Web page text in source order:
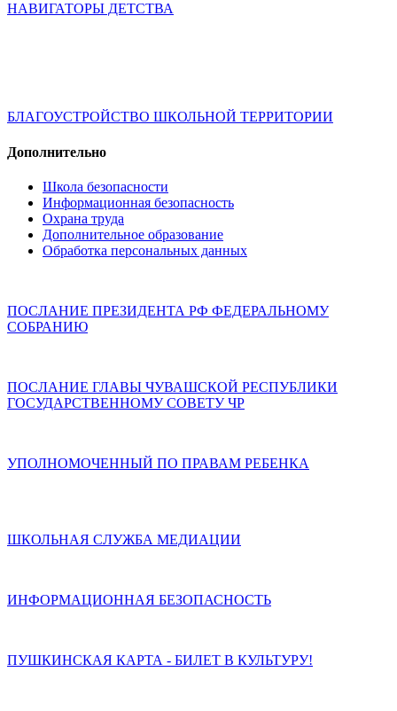
НАВИГАТОРЫ ДЕТСТВА
БЛАГОУСТРОЙСТВО ШКОЛЬНОЙ ТЕРРИТОРИИ
Дополнительно
Школа безопасности
Информационная безопасность
Охрана труда
Дополнительное образование
Обработка персональных данных
ПОСЛАНИЕ ПРЕЗИДЕНТА РФ ФЕДЕРАЛЬНОМУ
СОБРАНИЮ
ПОСЛАНИЕ ГЛАВЫ ЧУВАШСКОЙ РЕСПУБЛИКИ
ГОСУДАРСТВЕННОМУ СОВЕТУ ЧР
УПОЛНОМОЧЕННЫЙ ПО ПРАВАМ РЕБЕНКА
ШКОЛЬНАЯ СЛУЖБА МЕДИАЦИИ
ИНФОРМАЦИОННАЯ БЕЗОПАСНОСТЬ
ПУШКИНСКАЯ КАРТА - БИЛЕТ В КУЛЬТУРУ!